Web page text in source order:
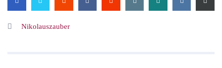
Nikolauszauber